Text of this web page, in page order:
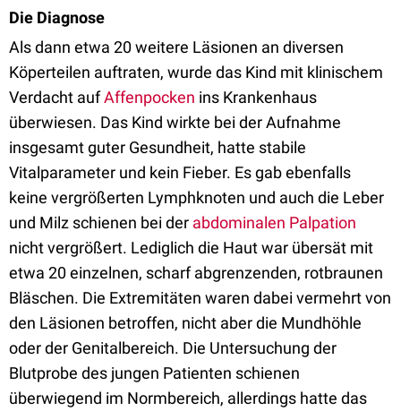
Die Diagnose
Als dann etwa 20 weitere Läsionen an diversen
Köperteilen auftraten, wurde das Kind mit klinischem
Verdacht aufAffenpocken ins Krankenhaus
überwiesen. Das Kind wirkte bei der Aufnahme
insgesamt guter Gesundheit, hatte stabile
Vitalparameter und kein Fieber. Es gab ebenfalls
keine vergrößerten Lymphknoten und auch die Leber
und Milz schienen bei der abdominalen Palpation
nicht vergrößert. Lediglich die Haut war übersät mit
etwa 20 einzelnen, scharf abgrenzenden, rotbraunen
Bläschen. Die Extremitäten waren dabei vermehrt von
den Läsionen betroffen, nicht aber die Mundhöhle
oder der Genitalbereich. Die Untersuchung der
Blutprobe des jungen Patienten schienen
überwiegend im Normbereich, allerdings hatte das